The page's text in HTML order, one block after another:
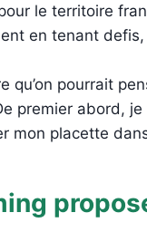
le territoire
en tenant
qu’on pourrait
premier abord,
mon placette